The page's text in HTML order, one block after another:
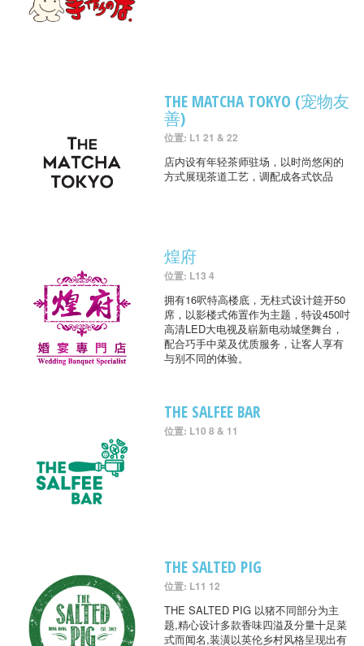
THE MATCHA TOKYO (宠物友
善)
位置: L1 21 & 22
店内设有年轻茶师驻场，以时尚悠闲的
方式展现茶道工艺，调配成各式饮品
煌府
位置: L13 4
拥有16呎特高楼底，无柱式设计筵开50
席，以影楼式佈置作为主题，特设450吋
高清LED大电视及崭新电动城堡舞台，
配合巧手中菜及优质服务，让客人享有
与别不同的体验。
THE SALFEE BAR
位置: L10 8 & 11
THE SALTED PIG
位置: L11 12
THE SALTED PIG 以猪不同部分为主
题,精心设计多款香味四溢及分量十足菜
式而闻名,装潢以英伦乡村风格呈现出有